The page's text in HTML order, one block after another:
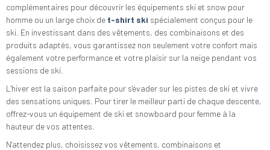
complémentaires pour découvrir les équipements ski et snow pour
homme ou un large choix de t-shirt ski spécialement conçus pour le
ski. En investissant dans des vêtements, des combinaisons et des
produits adaptés, vous garantissez non seulement votre confort mais
également votre performance et votre plaisir sur la neige pendant vos
sessions de ski.
L'hiver est la saison parfaite pour s'évader sur les pistes de ski et vivre
des sensations uniques. Pour tirer le meilleur parti de chaque descente,
offrez-vous un équipement de ski et snowboard pour femme à la
hauteur de vos attentes.
N'attendez plus, choisissez vos vêtements, combinaisons et